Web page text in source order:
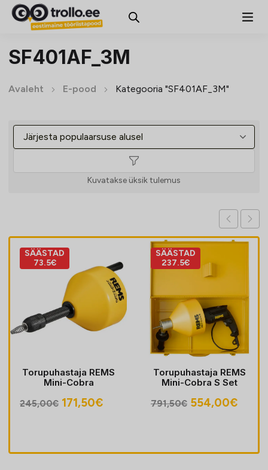
SF401AF_3M
Avaleht E-pood Kategooria "SF401AF_3M"
Kuvatakse üksik tulemus
SÄÄSTAD
73.5€
Torupuhastaja REMS
Mini-Cobra
245,00€ Algne
171,50€Praegune
SÄÄSTAD
237.5€
Torupuhastaja REMS
Mini-Cobra S Set
791,50€ Algne
554,00€